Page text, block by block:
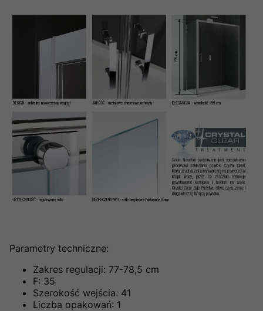
Parametry techniczne:
Zakres regulacji: 77-78,5 cm
F: 35
Szerokość wejścia: 41
Liczba opakowań: 1